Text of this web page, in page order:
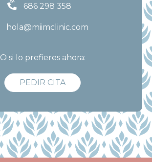
686 298 358
hola@miimclinic.com
O si lo prefieres ahora:
PEDIR CITA